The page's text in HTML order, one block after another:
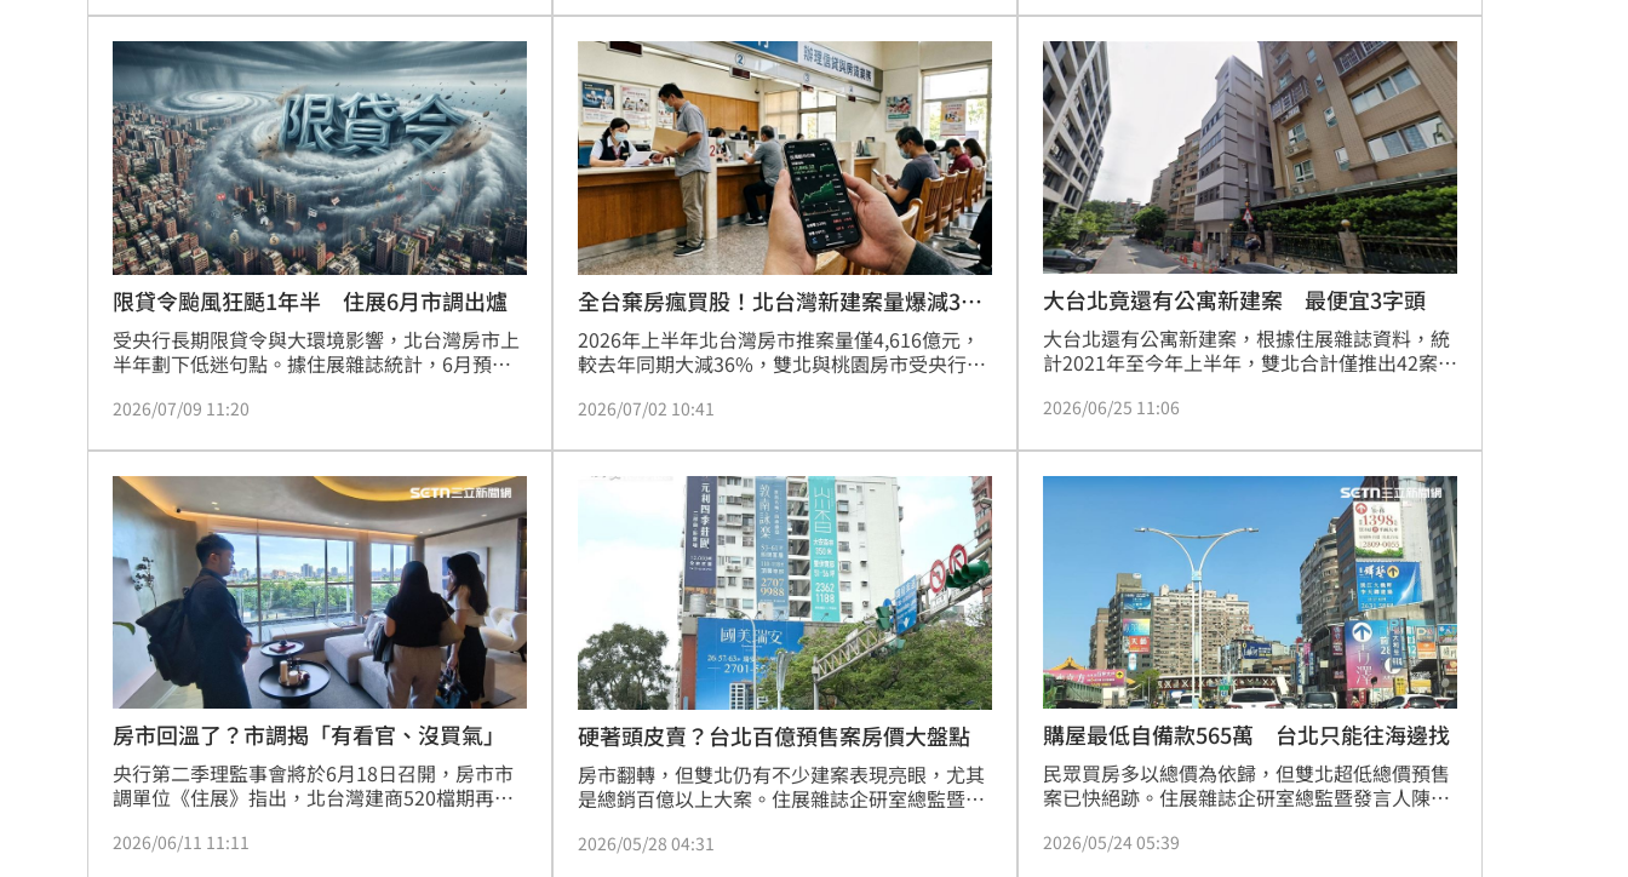
酒客吃完螺殼丟隔壁桌 引發熱炒店大亂鬥 12:31
玩很大爆衝突 張立東怒飆女星：把我當狗 12:30
別被休旅外型騙了！Audi新Q3根本是鋼砲 12:30
健檢「癌指數正常」罹乳癌！醫：致命盲點 12:28
張清芳父親節曬亡父遺照！神似五官引熱議 12:26
台灣彩券開獎直播中 20:31
LIVE三立+24小時直播 15:27
三立iNEWS新聞台線上直播
商場戰國來臨 台中「頂奢大道」逐漸成形
台彩父親節推新刮刮樂千萬頭獎超「爸」氣
「拍片人的多重宇宙」職涯論壇9/12登場！ 10:30
8國球員齊聚高雄 Formosa 7s掀足球熱潮 10:00
理想混蛋號召粉絲跨海追星吃美食！
名。住展雜誌專家陳炳辰分析，儘管房市環境多
變，但台北市具備首都地利優勢，信義區新案稀
缺性更推升買盤。觀察市場趨勢，小坪數高單價
產品受富爸媽青睞，而品牌建商在熱門區域的推
案策略亦展現強勁抗跌性。展望下半年，大安
區、中正區及南港區仍有挑戰區域高價的預售案
備受矚目，顯示建商對台北高價房產市場信心依
舊堅定。
台北市甚至恐出現零推案慘況。專家陳炳辰指
出，建商推案動力低迷，多數採取觀望態度，僅
少數具品牌實力的建商敢進場。目前房市寄望9
月央行會議與928檔期，業者將視後續政經局勢
與政策動向，再決定是否於年底前伺機推案，短
期內冷氣團仍難以緩解。
安1.0推出時有所不同。
限貸令颱風狂颳1年半 住展6月市調出爐
受央行長期限貸令與大環境影響，北台灣房市上
半年劃下低迷句點。據住展雜誌統計，6月預售
低，顯示建商信心不足。需求面同樣疲軟，單週
售案量逼近1,600案，賣壓沉重，儘管高房價認
知穩固，但買氣卻持續走弱。專家陳炳辰指出，
受限於政策保守、選舉因素及股市吸金效應，預
期下半年房市將持續呈現跛腳走勢，指標大案難
以帶動整體市場買氣，建議購屋族應審慎評估市
場氛圍與財務風險。
2026/07/09 11:20
全台棄房瘋買股！北台灣新建案量爆減3成
6
2026年上半年北台灣房市推案量僅4,616億元，
較去年同期大減36%，雙北與桃園房市受央行限
跌幅高達50.2%最為慘重。然而，基隆與新竹因
53.7%。住展雜誌專家陳炳辰指出，由於政策面
未見鬆綁，資金持續流向股市，建商態度轉趨保
守，預估北台灣全年推案量將面臨兆元保衛戰，
房市景氣仍處於觀望僵局。(陳韋帆)
2026/07/02 10:41
大台北竟還有公寓新建案 最便宜3字頭
大台北還有公寓新建案，根據住展雜誌資料，統
計2021年至今年上半年，雙北合計僅推出42案，
每年推案數皆為個位數。價格上，北投「龍都靜
「紘盛小逸居」僅3字頭；內湖「隆雲心琚」憑
十多戶量體，半年內即完銷。（陳韋帆）
2026/06/25 11:06
房市回溫了？市調揭「有看官、沒買氣」
央行第二季理監事會將於6月18日召開，房市市
調單位《住展》指出，北台灣建商520檔期再無
升，但新成屋推案數量下降，而成交組數、議價
2026/06/11 11:11
硬著頭皮賣？台北百億預售案房價大盤點
房市翻轉，但雙北仍有不少建案表現亮眼，尤其
是總銷百億以上大案。住展雜誌企研室總監暨發
案，大多具備建商品牌、區域穩健及高度話題討
2026/05/28 04:31
購屋最低自備款565萬 台北只能往海邊找
民眾買房多以總價為依歸，但雙北超低總價預售
案已快絕跡。住展雜誌企研室總監暨發言人陳炳
萬至4,000萬元，新北市在1,000萬至3,000萬
2026/05/24 05:39